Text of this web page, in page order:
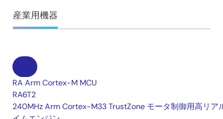
産業用機器
RA Arm Cortex-M MCU
RA6T2
240MHz Arm Cortex-M33 TrustZone モータ制御用高リア